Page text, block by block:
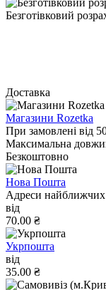
Безготівковий
Доставка
Магазини Rozetka
При замовлені від
Максимальна
Безкоштовно
Нова Пошта
Адреси найближчих
від
70.00 ₴
Укрпошта
від
35.00 ₴